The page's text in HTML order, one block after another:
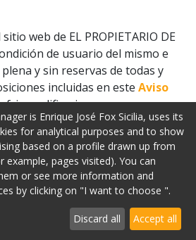
web de EL PROPIETARIO DE
de usuario del mismo e
y sin reservas de todas y
incluidas en este Aviso
modificaciones.
hacer un uso correcto del sitio
las leyes, la buena fe, el orden
y el presente Aviso Legal. El
a EL PROPIETARIO DE LA
de cualesquiera daños y
causarse como consecuencia
dicha obligación.
is Enrique José Fox Sicilia, uses its
for analytical purposes and to show
based on a profile drawn up from
pages visited). You can
or see more information and
by clicking on "I want to choose ".
Discard all Accept all